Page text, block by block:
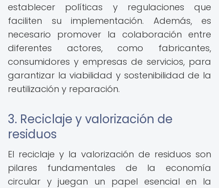
establecer políticas y regulaciones que
faciliten su implementación. Además, es
necesario promover la colaboración entre
diferentes actores, como fabricantes,
consumidores y empresas de servicios, para
garantizar la viabilidad y sostenibilidad de la
reutilización y reparación.
3. Reciclaje y valorización de
residuos
El reciclaje y la valorización de residuos son
pilares fundamentales de la economía
circular y juegan un papel esencial en la